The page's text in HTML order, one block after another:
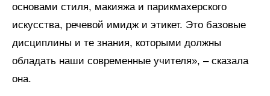
основами стиля, макияжа и парикмахерского
искусства, речевой имидж и этикет. Это базовые
дисциплины и те знания, которыми должны
обладать наши современные учителя», – сказала
она.